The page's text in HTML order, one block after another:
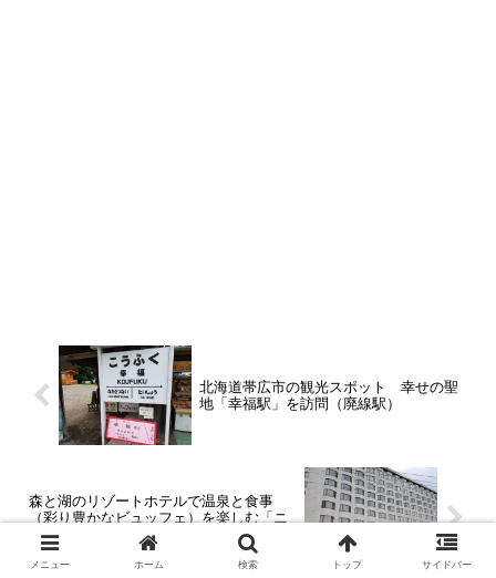
北海道帯広市の観光スポット 幸せの聖
地「幸福駅」を訪問（廃線駅）
森と湖のリゾートホテルで温泉と食事
（彩り豊かなビュッフェ）を楽しむ「ニ
ュー阿寒ホテル」に宿泊
メニュー ホーム 検索 トップ サイドバー